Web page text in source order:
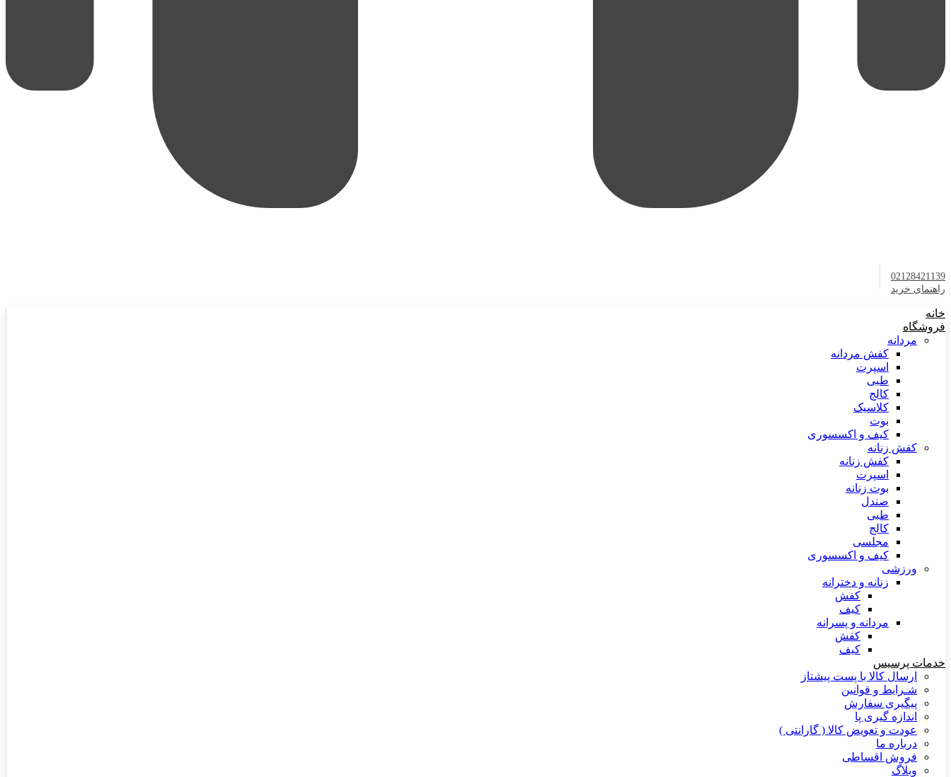
02128421139
راهنمای خرید
خانه
فروشگاه
مردانه
کفش مردانه
اسپرت
طبی
کالج
کلاسیک
بوت
کیف و اکسسوری
کفش زنانه
کفش زنانه
اسپرت
بوت زنانه
صندل
طبی
کالج
مجلسی
کیف و اکسسوری
ورزشی
زنانه و دخترانه
کفش
کیف
مردانه و پسرانه
کفش
کیف
خدمات پرسیس
ارسال کالا با پست پیشتاز
شـرایط و قوانین
پیگیری سفارش
اندازه گیری پا
عودت و تعویض کالا ( گارانتی )
درباره ما
فروش اقساطی
وبلاگ